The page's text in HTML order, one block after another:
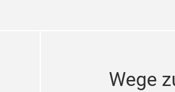
Wege